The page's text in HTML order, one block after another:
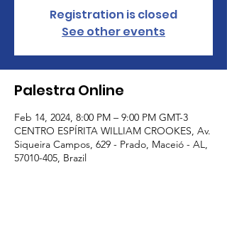
Registration is closed
See other events
Palestra Online
Feb 14, 2024, 8:00 PM – 9:00 PM GMT-3
CENTRO ESPÍRITA WILLIAM CROOKES, Av.
Siqueira Campos, 629 - Prado, Maceió - AL,
57010-405, Brazil